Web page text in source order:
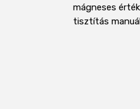
mágneses érték
tisztítás